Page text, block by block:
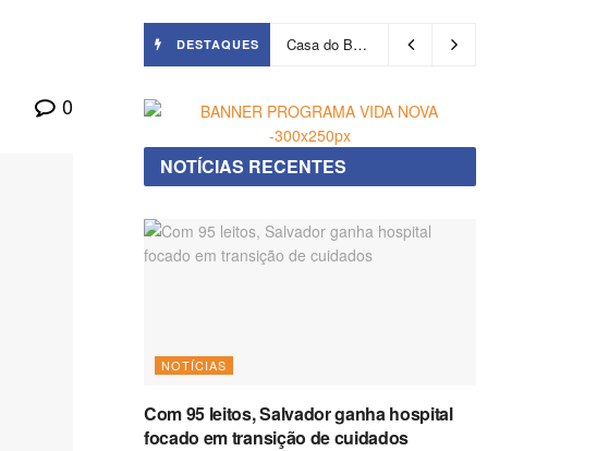
0
DESTAQUES Casa do Benin será reaberta nesta quinta-feira (6)
NOTÍCIAS RECENTES
NOTÍCIAS
Com 95 leitos, Salvador ganha hospital
focado em transição de cuidados